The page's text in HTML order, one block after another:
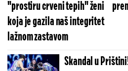
"prostiru crveni tepih" ženi
koja je gazila naš integritet
lažnom zastavom
Skandal u